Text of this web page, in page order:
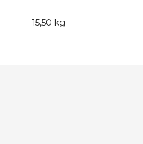
15,50 kg